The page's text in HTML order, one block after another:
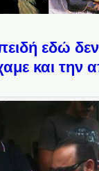
εδώ
και την